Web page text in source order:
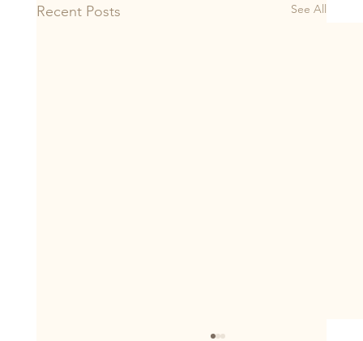
Recent Posts See All